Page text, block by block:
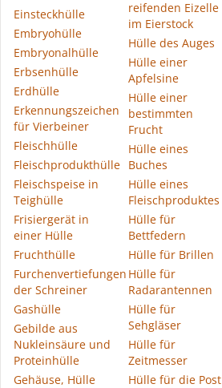
Einsteckhülle
Embryohülle
Embryonalhülle
Erbsenhülle
Erdhülle
Erkennungszeichen
für Vierbeiner
Fleischhülle
Fleischprodukthülle
Fleischspeise in
Teighülle
Frisiergerät in
einer Hülle
Fruchthülle
Furchenvertiefungen
der Schreiner
Gashülle
Gebilde aus
Nukleinsäure und
Proteinhülle
Gehäuse, Hülle
reifenden Eizelle
im Eierstock
Hülle des Auges
Hülle einer
Apfelsine
Hülle einer
bestimmten
Frucht
Hülle eines
Buches
Hülle eines
Fleischproduktes
Hülle für
Bettfedern
Hülle für Brillen
Hülle für
Radarantennen
Hülle für
Sehgläser
Hülle für
Zeitmesser
Hülle für die Post